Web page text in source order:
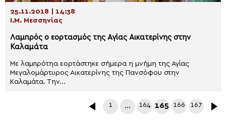
25.11.2018 | 14:38
Ι.Μ. Μεσσηνίας
Λαμπρός ο εορτασμός της Αγίας Αικατερίνης στην
Καλαμάτα
Με λαμπρότηα εορτάστηκε σήμερα η μνήμη της Αγίας
Μεγαλομάρτυρος Αικατερίνης της Πανσόφου στην
Καλαμάτα. Την...
1 … 164 165 166 167